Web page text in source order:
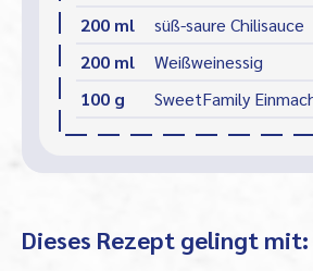
200 ml
süß-saure Chilisauce
200 ml
Weißweinessig
100 g
SweetFamily
Dieses Rezept gelingt mit: